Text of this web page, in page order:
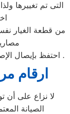
التى تم تغييرها
من قطعة الغيار
احتفظ بإيصال الإصلاح المقدم لك من مركز صيانة دايو بالزقازيق .
ارقام
لا نزاع على أن
الصيانة